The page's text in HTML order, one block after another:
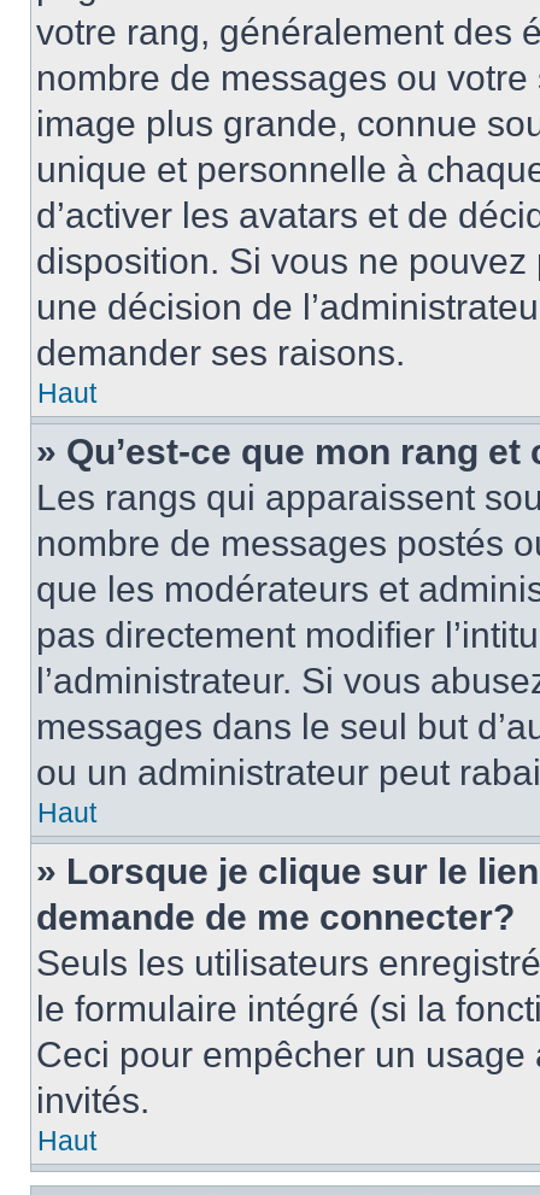
votre rang, généralement des
nombre de messages ou
image plus grande, connue
unique et personnelle à
d’activer les avatars et de
disposition. Si vous ne pouvez
une décision de
demander ses raisons.
Haut
» Qu’est-ce que mon rang
Les rangs qui apparaissent
nombre de messages postés
que les modérateurs et
pas directement modifier
l’administrateur. Si vous
messages dans le seul but
ou un administrateur peut
Haut
» Lorsque je clique sur le
demande de me connecter?
Seuls les utilisateurs
le formulaire intégré (si la
Ceci pour empêcher un
invités.
Haut